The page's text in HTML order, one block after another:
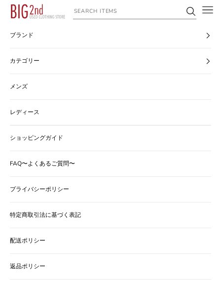
コンテンツへスキップ
ヴィンテージ古着のオンライン通販なら【公式】古着屋BIG2nd
ブランド
カテゴリー
メンズ
レディース
ショッピングガイド
FAQ〜よくあるご質問〜
プライバシーポリシー
特定商取引法に基づく表記
配送ポリシー
返品ポリシー